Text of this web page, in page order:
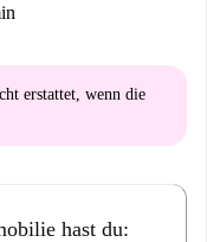
erstattet , wenn die
hast du: